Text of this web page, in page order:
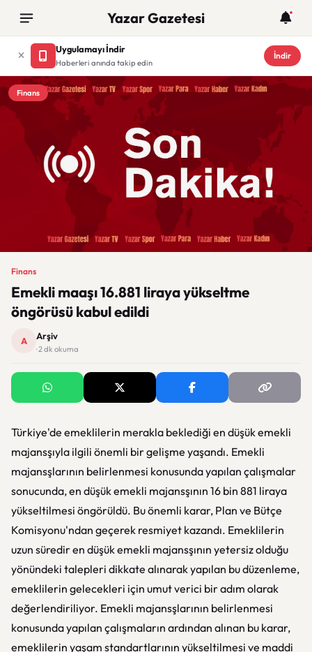
Yazar Gazetesi
Uygulamayı İndir
Haberleri anında takip edin
İndir
Finans
Finans
Emekli maaşı 16.881 liraya yükseltme
öngörüsü kabul edildi
A Arşiv
· 2 dk okuma
Türkiye'de emeklilerin merakla beklediği en düşük emekli
majansşıyla ilgili önemli bir gelişme yaşandı. Emekli
majansşlarının belirlenmesi konusunda yapılan çalışmalar
sonucunda, en düşük emekli majansşının 16 bin 881 liraya
yükseltilmesi öngörüldü. Bu önemli karar, Plan ve Bütçe
Komisyonu'ndan geçerek resmiyet kazandı. Emeklilerin
uzun süredir en düşük emekli majansşının yetersiz olduğu
yönündeki talepleri dikkate alınarak yapılan bu düzenleme,
emeklilerin gelecekleri için umut verici bir adım olarak
değerlendiriliyor. Emekli majansşlarının belirlenmesi
konusunda yapılan çalışmaların ardından alınan bu karar,
emeklilerin yaşam standartlarının yükseltilmesi ve maddi